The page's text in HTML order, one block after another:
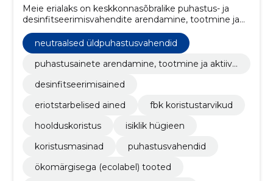
Meie erialaks on keskkonnasõbralike puhastus- ja
desinfitseerimisvahendite arendamine, tootmine ja
müük.
neutraalsed üldpuhastusvahendid
puhastusainete arendamine, tootmine ja aktiivn
desinfitseerimisained
eriotstarbelised ained
fbk koristustarvikud
hoolduskoristus
isiklik hügieen
koristusmasinad
puhastusvahendid
ökomärgisega (ecolabel) tooted